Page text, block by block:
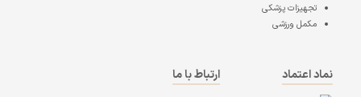
تجهیزات پزشکی
مکمل ورزشی
نماد اعتماد
ارتباط با ما